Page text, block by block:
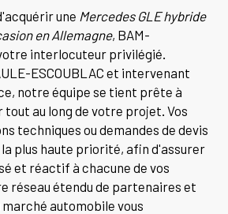
une Mercedes GLE hybride
en Allemagne, BAM-
interlocuteur privilégié.
ESCOUBLAC et intervenant
notre équipe se tient prête à
tout au long de votre projet. Vos
techniques ou demandes de devis
plus haute priorité, afin d'assurer
et réactif à chacune de vos
réseau étendu de partenaires et
automobile vous